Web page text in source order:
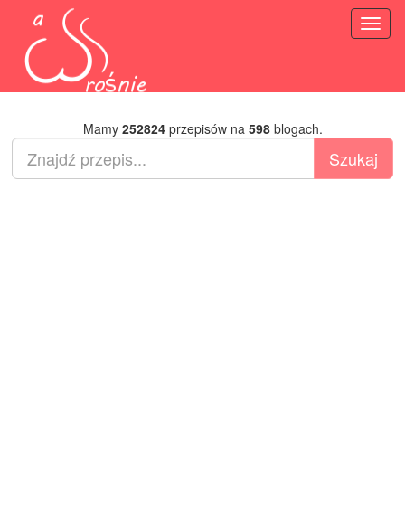
Mamy 252824przepisów na 598blogach.